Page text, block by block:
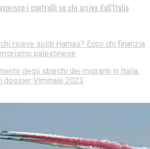
i controlli su chi arriva dall’Italia
chi riceve soldi Hamas? Ecco chi finanzia
palestinese
degli sbarchi dei migranti in Italia:
dossier Viminale 2023